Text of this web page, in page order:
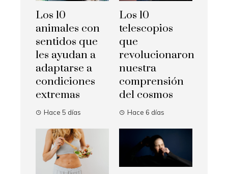
Los 10
animales con
sentidos que
les ayudan a
adaptarse a
condiciones
extremas
Hace 5 días
Los 10
telescopios
que
revolucionaron
nuestra
comprensión
del cosmos
Hace 6 días